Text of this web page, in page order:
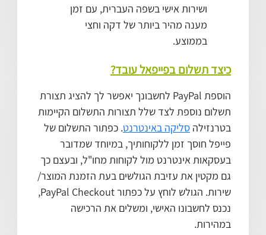
ושירות אישי בשפה העברית, עם זמן
מענה מהיר ביותר של דקה וחצי
בממוצע.
כיצד תשלום בפייפאל עובד?
הוספת PayPal לחשבונך יאפשר לך להציג תצורת
תשלום נוספת לצד שלל תצורות התשלום הקיימות
בטרנזילהסליקה באינטרנט. כפתור התשלום של
פייפל חוסך זמן ללקוחותיך, במיוחד שמדובר
בעסקאות אינטרנט מול לקוחות מחו"ל, ובעצם כך
גם מקטין את עזיבת הגולשים בעת הזמנת המוצר/
שירות. הגולש לוחץ על כפתור PayPal Checkout,
נכנס לחשבונו האישי, ומשלים את הרכישה
במהירות.